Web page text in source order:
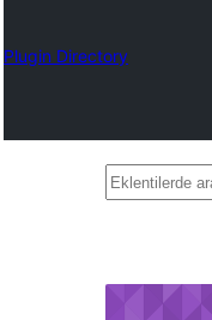
Plugin Directory
Eklentilerde